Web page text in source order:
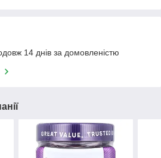
14 днів за домовленістю